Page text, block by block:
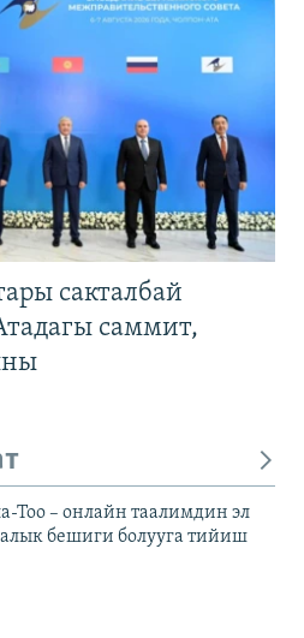
сакталбай
саммит,
Тоо – онлайн таалимдин эл
бешиги болууга тийиш